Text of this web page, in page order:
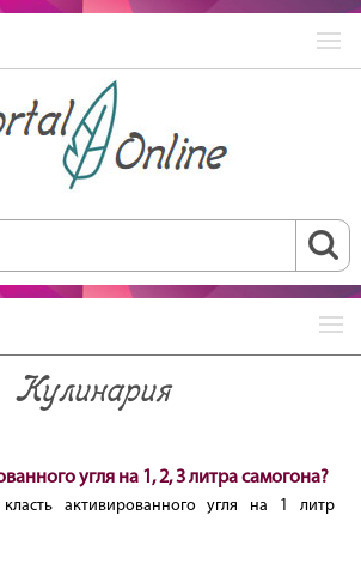
Кулинария
угля на 1, 2, 3 литра самогона?
активированного угля на 1 литр